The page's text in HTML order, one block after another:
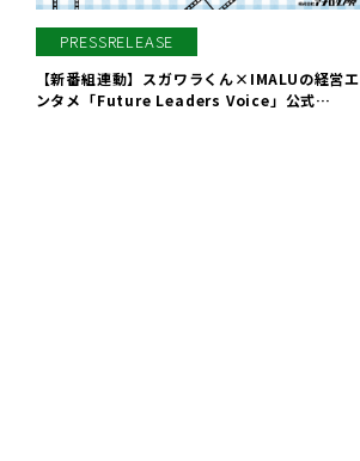
PRESSRELEASE
【新番組連動】スガワラくん×IMALUの経営エ
ンタメ「Future Leaders Voice」公式